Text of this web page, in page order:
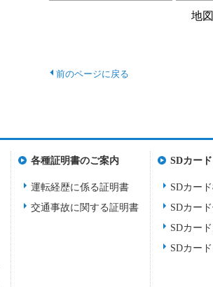
地
各種証明書のご案内
運転経歴に係る証明書
交通事故に関する証明書
SDカー
SDカー
SDカー
SDカー
SDカー